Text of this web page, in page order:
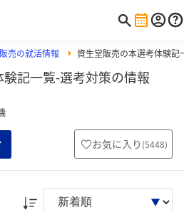
売の就活情報 資生堂販売の本選考体験記
記一覧-選考対策の情報
お気に入り (5448)